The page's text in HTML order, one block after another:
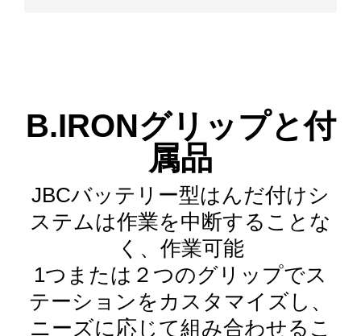
B.IRONグリップと付
属品
JBCバッテリー型はんだ付けシ
ステムは作業を中断することな
く、作業可能
1つまたは２つのグリップでス
テーションをカスタマイズし、
ニーズに応じて組み合わせるこ